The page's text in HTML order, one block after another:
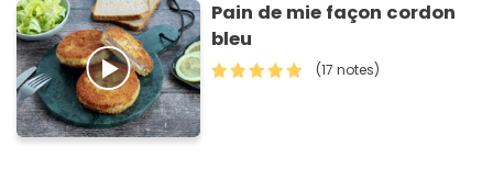
Pain de mie façon cordon
bleu
(17 notes)